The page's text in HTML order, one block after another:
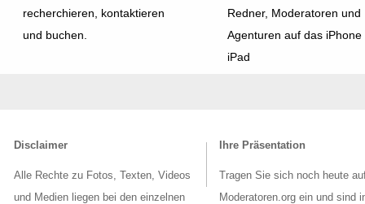
recherchieren, kontaktieren
und buchen.
Redner, Moderatoren und
Agenturen auf das iPhone
iPad
Disclaimer
Alle Rechte zu Fotos, Texten, Videos
und Medien liegen bei den einzelnen
Ihre Präsentation
Tragen Sie sich noch heute
Moderatoren.org ein und sind